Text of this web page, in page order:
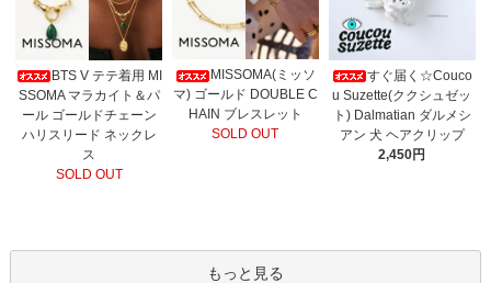
BTS V テテ着用 MI
SSOMA マラカイト＆パ
ール ゴールドチェーン
ハリスリード ネックレ
ス
SOLD OUT
MISSOMA(ミッソ
マ) ゴールド DOUBLE C
HAIN ブレスレット
SOLD OUT
すぐ届く☆Couco
u Suzette(ククシュゼッ
ト) Dalmatian ダルメシ
アン 犬 ヘアクリップ
2,450円
もっと見る